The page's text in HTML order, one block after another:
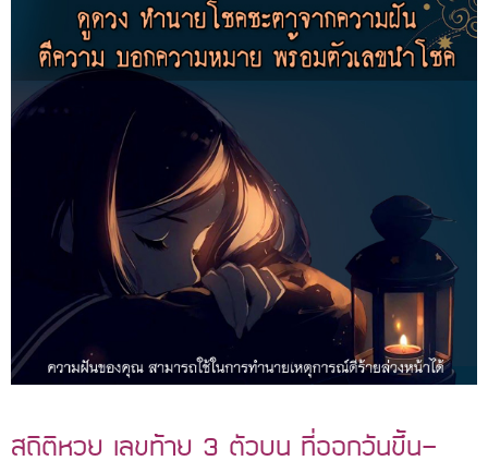
สถิติหวย เลขท้าย 3 ตัวบน ที่ออกวันขึ้น-